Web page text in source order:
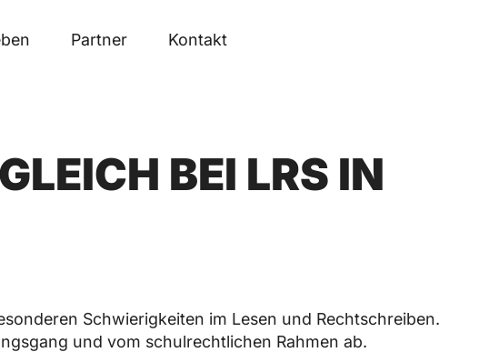
Partner Kontakt
BEI LRS IN
Schwierigkeiten im Lesen und Rechtschreiben.
und vom schulrechtlichen Rahmen ab.